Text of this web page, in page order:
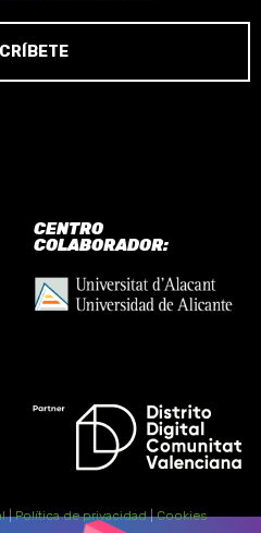
CENTRO
COLABORADOR:
|Política de privacidad|Cookies